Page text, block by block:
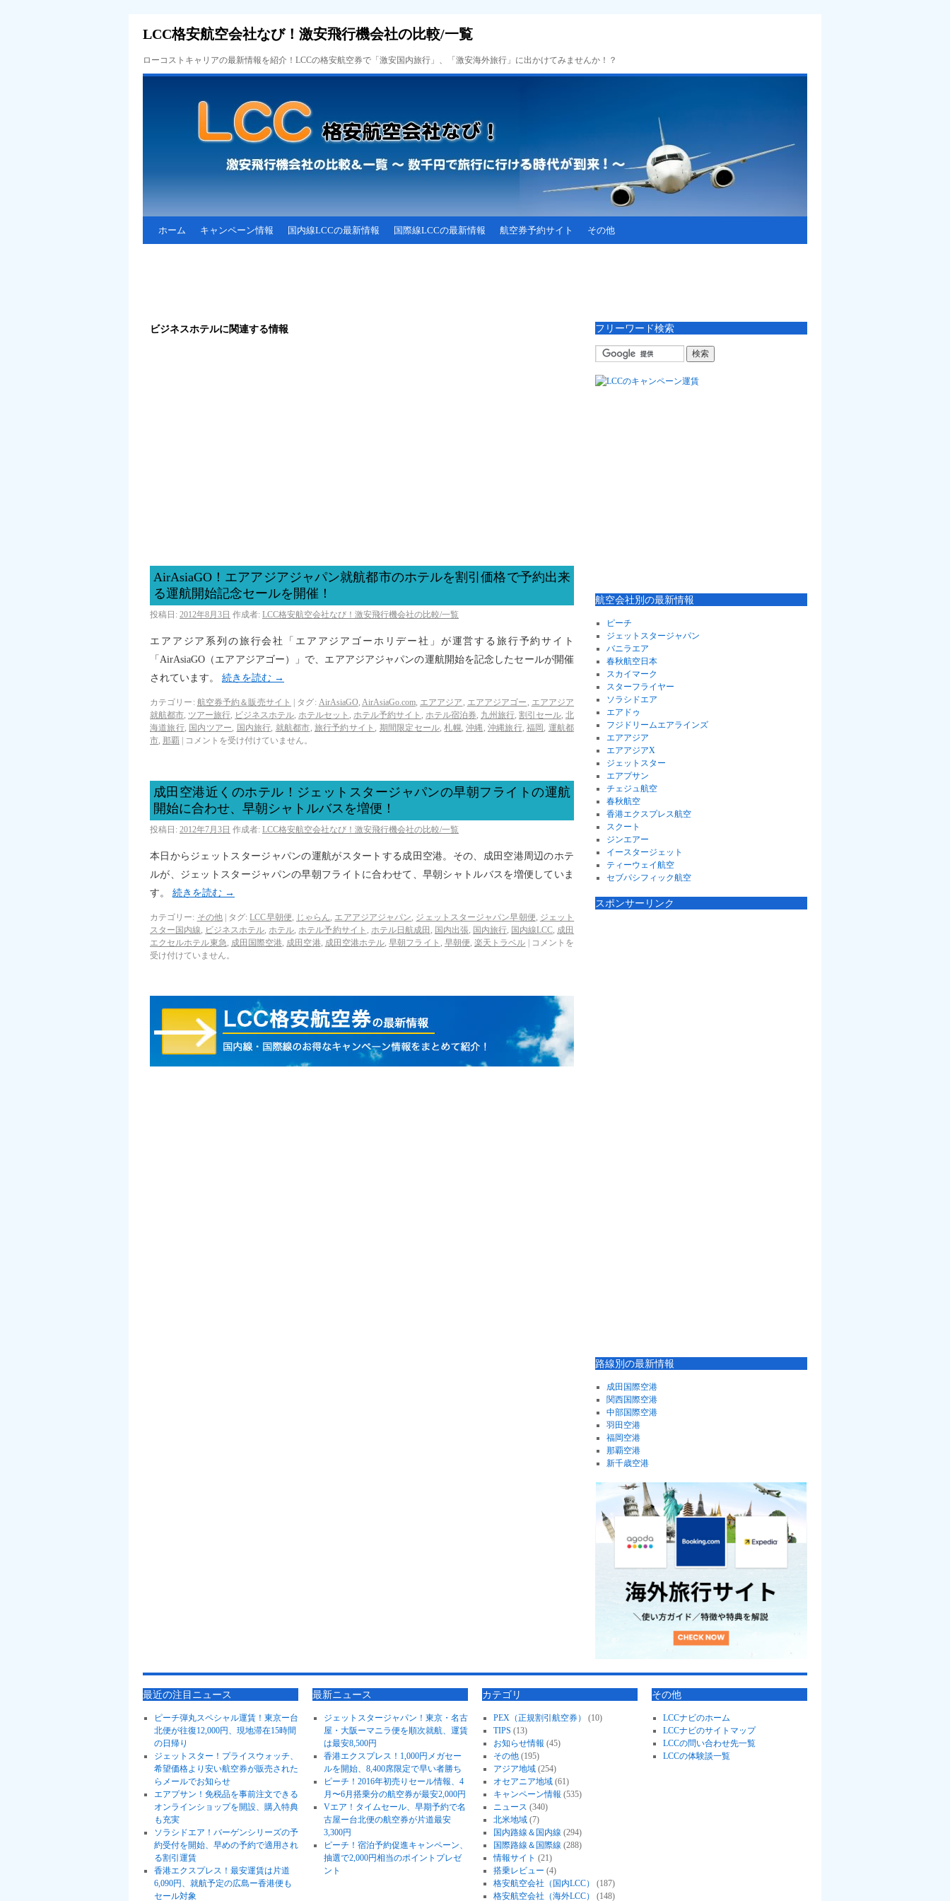
LCC格安航空会社なび！激安飛行機会社の比較/一覧
ローコストキャリアの最新情報を紹介！LCCの格安航空券で「激安国内旅行」、「激安海外旅行」に出かけてみませんか！？
ホーム キャンペーン情報 国内線LCCの最新情報 国際線LCCの最新情報 航空券予約サイト その他
ビジネスホテルに関連する情報
AirAsiaGO！エアアジアジャパン就航都市のホテルを割引価格で予約出来
る運航開始記念セールを開催！
投稿日: 2012年8月3日 作成者: LCC格安航空会社なび！激安飛行機会社の比較/一覧
エアアジア系列の旅行会社「エアアジアゴーホリデー社」が運営する旅行予約サイト
「AirAsiaGO（エアアジアゴー）」で、エアアジアジャパンの運航開始を記念したセールが開催
されています。 続きを読む →
カテゴリー: 航空券予約＆販売サイト タグ: AirAsiaGO, AirAsiaGo.com, エアアジア , エアアジアゴー , エアアジア
就航都市, ツアー旅行, ビジネスホテル, ホテルセット , ホテル予約サイト , ホテル宿泊券, 九州旅行, 割引セール, 北
海道旅行, 国内ツアー, 国内旅行, 就航都市, 旅行予約サイト , 期間限定セール,札幌,沖縄, 沖縄旅行, 福岡 , 運航都
市, 那覇 コメントを受け付けていません。
成田空港近くのホテル！ジェットスタージャパンの早朝フライトの運航
開始に合わせ、早朝シャトルバスを増便！
投稿日: 2012年7月3日 作成者: LCC格安航空会社なび！激安飛行機会社の比較/一覧
本日からジェットスタージャパンの運航がスタートする成田空港。その、成田空港周辺のホテ
ルが、ジェットスタージャパンの早朝フライトに合わせて、早朝シャトルバスを増便していま
す。 続きを読む →
カテゴリー: その他 タグ: LCC早朝便, じゃらん, エアアジアジャパン, ジェットスタージャパン早朝便, ジェット
スター国内線, ビジネスホテル,ホテル,ホテル予約サイト , ホテル日航成田 , 国内出張, 国内旅行, 国内線LCC, 成田
エクセルホテル東急, 成田国際空港, 成田空港, 成田空港ホテル,早朝フライト , 早朝便,楽天トラベル
コメントを
受け付けていません。
フリーワード検索
航空会社別の最新情報
ピーチ
ジェットスタージャパン
バニラエア
春秋航空日本
スカイマーク
スターフライヤー
ソラシドエア
エアドゥ
フジドリームエアラインズ
エアアジア
エアアジアX
ジェットスター
エアプサン
チェジュ航空
春秋航空
香港エクスプレス航空
スクート
ジンエアー
イースタージェット
ティーウェイ航空
セブパシフィック航空
スポンサーリンク
路線別の最新情報
成田国際空港
関西国際空港
中部国際空港
羽田空港
福岡空港
那覇空港
新千歳空港
最近の注目ニュース
ピーチ弾丸スペシャル運賃！東京ー台
北便が往復12,000円、現地滞在15時間
の日帰り
ジェットスター！プライスウォッチ、
希望価格より安い航空券が販売された
らメールでお知らせ
エアプサン！免税品を事前注文できる
オンラインショップを開設、購入特典
も充実
ソラシドエア！バーゲンシリーズの予
約受付を開始、早めの予約で適用され
る割引運賃
香港エクスプレス！最安運賃は片道
6,090円、就航予定の広島ー香港便も
セール対象
最新ニュース
ジェットスタージャパン！東京・名古
屋・大阪ーマニラ便を順次就航、運賃
は最安8,500円
香港エクスプレス！1,000円メガセー
ルを開始、8,400席限定で早い者勝ち
ピーチ！2016年初売りセール情報、4
月〜6月搭乗分の航空券が最安2,000円
Vエア！タイムセール、早期予約で名
古屋ー台北便の航空券が片道最安
3,300円
ピーチ！宿泊予約促進キャンペーン、
抽選で2,000円相当のポイントプレゼ
ント
カテゴリ
PEX（正規割引航空券）
(10)
TIPS (13)
お知らせ情報 (45)
その他(195)
アジア地域(254)
オセアニア地域(61)
キャンペーン情報 (535)
ニュース (340)
北米地域(7)
国内路線＆国内線 (294)
国際路線＆国際線 (288)
情報サイト (21)
搭乗レビュー (4)
格安航空会社（国内LCC）
(187)
格安航空会社（海外LCC）
(148)
その他
LCCナビのホーム
LCCナビのサイトマップ
LCCの問い合わせ先一覧
LCCの体験談一覧